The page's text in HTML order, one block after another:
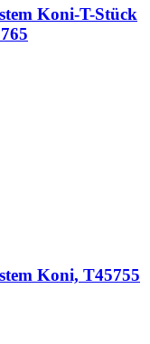
Koni-T-Stück
Koni, T45755